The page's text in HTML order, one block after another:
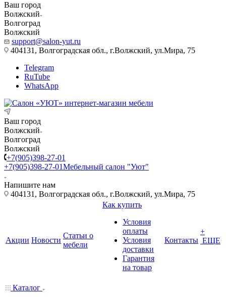
Ваш город
Волжский
Волгоград
Волжский
support@salon-yut.ru
404131, Волгоградская обл., г.Волжский, ул.Мира, 75
Telegram
RuTube
WhatsApp
Ваш город
Волжский
Волгоград
Волжский
+7(905)398-27-01
+7(905)398-27-01Мебельный салон "Уют"
Напишите нам
404131, Волгоградская обл., г.Волжский, ул.Мира, 75
Акции Новости
Статьи о
мебели
Как купить
Условия
оплаты
Условия
доставки
Гарантия
на товар
Контакты
+
ЕЩЕ
Каталог